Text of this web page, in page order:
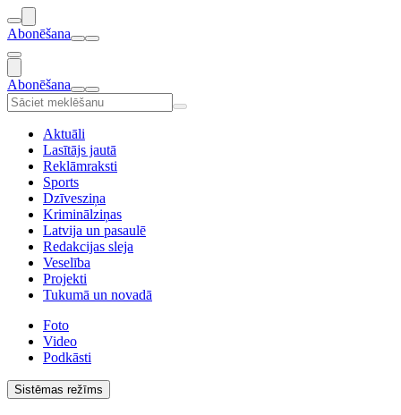
Abonēšana
Abonēšana
Aktuāli
Lasītājs jautā
Reklāmraksti
Sports
Dzīvesziņa
Kriminālziņas
Latvija un pasaulē
Redakcijas sleja
Veselība
Projekti
Tukumā un novadā
Foto
Video
Podkāsti
Sistēmas režīms